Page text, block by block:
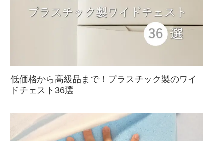
低価格から高級品まで！プラスチック製のワイ
ドチェスト36選